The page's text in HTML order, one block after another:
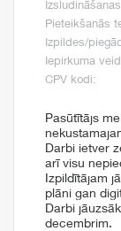
Pieteikšanās
Izpildes/
Iepirkuma
CPV kodi:
Pasūtītājs
Darbi ietver
arī visu
Izpildītājam
plāni gan
Darbi
decembrim.